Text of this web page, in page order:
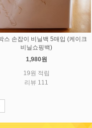
스 손잡이 비닐백 5매입 (케이크
비닐쇼핑백)
1,980원
19원 적립
리뷰 111